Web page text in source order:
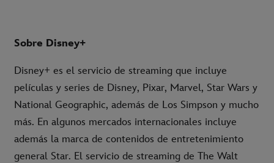
Sobre Disney+
Disney+ es el servicio de streaming que incluye
películas y series de Disney, Pixar, Marvel, Star Wars y
National Geographic, además de Los Simpson y mucho
más. En algunos mercados internacionales incluye
además la marca de contenidos de entretenimiento
general Star. El servicio de streaming de The Walt